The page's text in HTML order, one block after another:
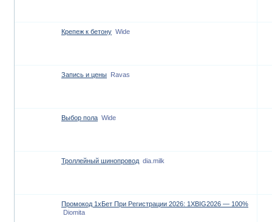
Крепеж к бетону Wide
Запись и цены Ravas
Выбор пола Wide
Троллейный шинопровод dia.milk
Промокод 1хБет При Регистрации 2026: 1XBIG2026 — 100%
Diomita